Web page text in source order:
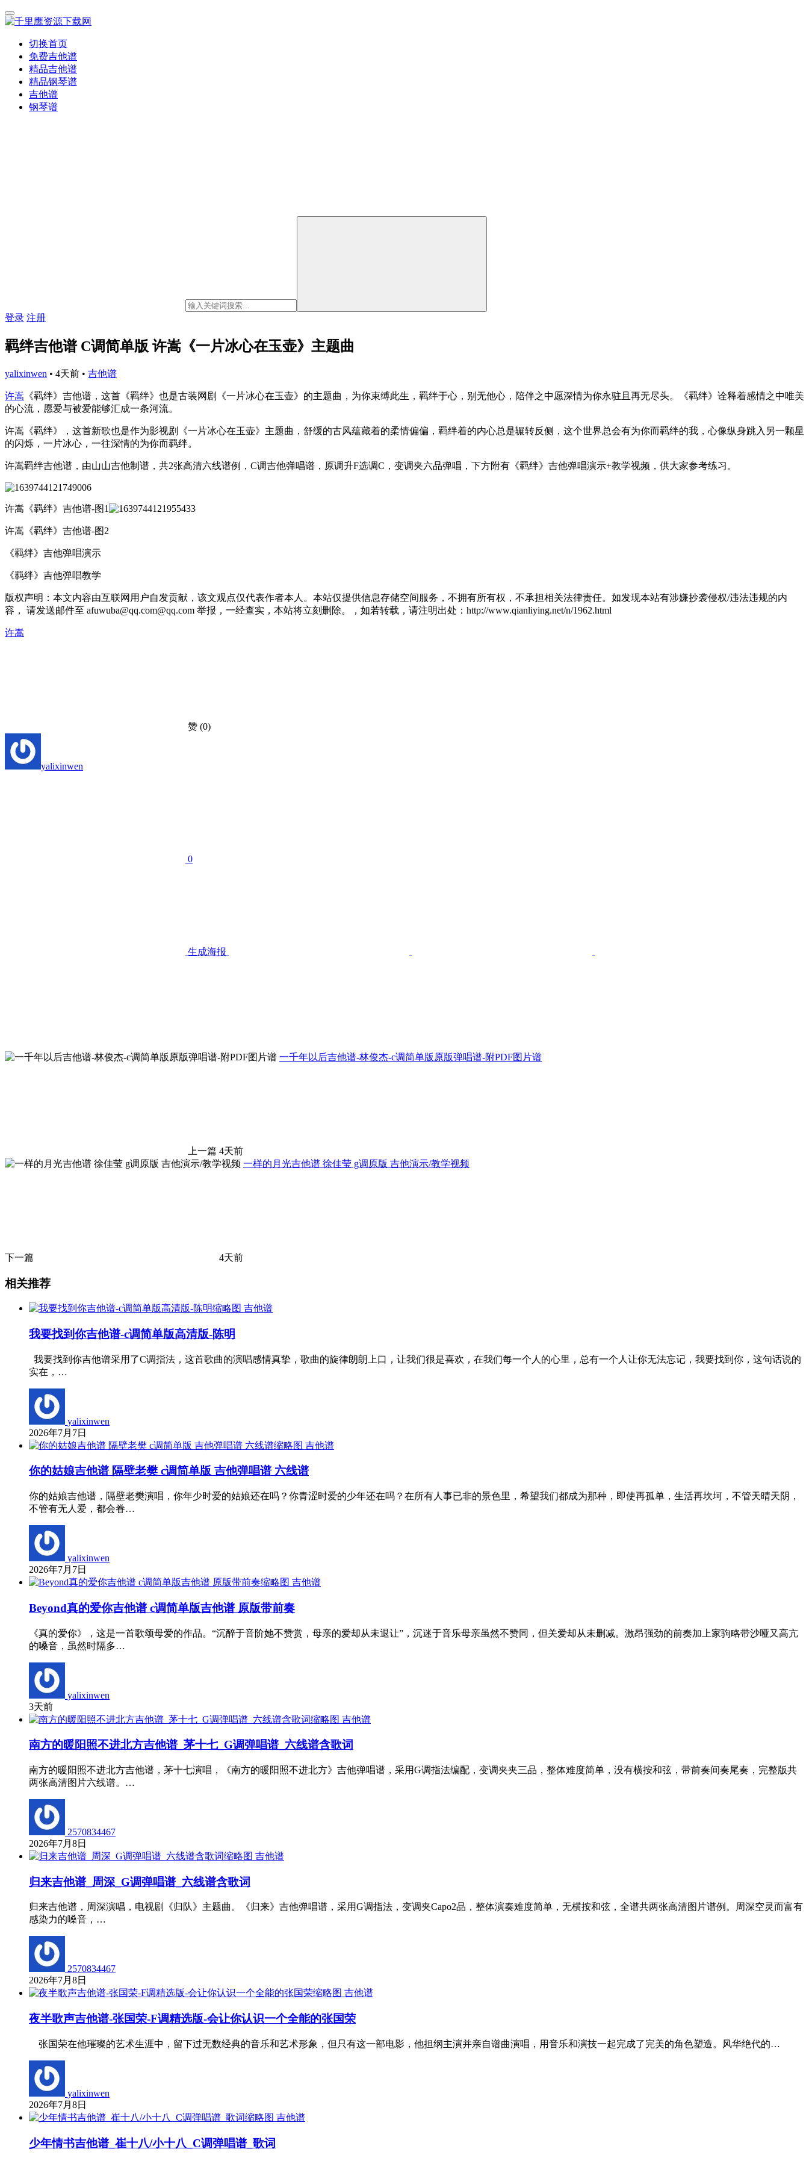
切换首页
免费吉他谱
精品吉他谱
精品钢琴谱
吉他谱
钢琴谱
登录 注册
羁绊吉他谱 C调简单版 许嵩《一片冰心在玉壶》主题曲
yalixinwen • 4天前 • 吉他谱
许嵩 《羁绊》吉他谱，这首《羁绊》也是古装网剧《一片冰心在玉壶》的主题曲，为你束缚此生，羁绊于心，别无他心，陪伴之中愿深情为你永驻且再无尽头。《羁绊》诠释着感情之中唯美
的心流，愿爱与被爱能够汇成一条河流。
许嵩《羁绊》，这首新歌也是作为影视剧《一片冰心在玉壶》主题曲，舒缓的古风蕴藏着的柔情偏偏，羁绊着的内心总是辗转反侧，这个世界总会有为你而羁绊的我，心像纵身跳入另一颗星
的闪烁，一片冰心，一往深情的为你而羁绊。
许嵩羁绊吉他谱，由山山吉他制谱，共2张高清六线谱例，C调吉他弹唱谱，原调升F选调C，变调夹六品弹唱，下方附有《羁绊》吉他弹唱演示+教学视频，供大家参考练习。
许嵩《羁绊》吉他谱-图1
许嵩《羁绊》吉他谱-图2
《羁绊》吉他弹唱演示
《羁绊》吉他弹唱教学
版权声明：本文内容由互联网用户自发贡献，该文观点仅代表作者本人。本站仅提供信息存储空间服务，不拥有所有权，不承担相关法律责任。如发现本站有涉嫌抄袭侵权/违法违规的内
容， 请发送邮件至 afuwuba@qq.com@qq.com 举报，一经查实，本站将立刻删除。，如若转载，请注明出处：http://www.qianliying.net/n/1962.html
许嵩
赞 (0)
yalixinwen
0
生成海报
一千年以后吉他谱-林俊杰-c调简单版原版弹唱谱-附PDF图片谱
上一篇 4天前
一样的月光吉他谱 徐佳莹 g调原版 吉他演示/教学视频
下一篇 4天前
相关推荐
吉他谱
我要找到你吉他谱-c调简单版高清版-陈明
我要找到你吉他谱采用了C调指法，这首歌曲的演唱感情真挚，歌曲的旋律朗朗上口，让我们很是喜欢，在我们每一个人的心里，总有一个人让你无法忘记，我要找到你，这句话说的
实在，…
yalixinwen
2026年7月7日
吉他谱
你的姑娘吉他谱 隔壁老樊 c调简单版 吉他弹唱谱 六线谱
你的姑娘吉他谱，隔壁老樊演唱，你年少时爱的姑娘还在吗？你青涩时爱的少年还在吗？在所有人事已非的景色里，希望我们都成为那种，即使再孤单，生活再坎坷，不管天晴天阴，
不管有无人爱，都会眷…
yalixinwen
2026年7月7日
吉他谱
Beyond真的爱你吉他谱 c调简单版吉他谱 原版带前奏
《真的爱你》，这是一首歌颂母爱的作品。“沉醉于音阶她不赞赏，母亲的爱却从未退让”，沉迷于音乐母亲虽然不赞同，但关爱却从未删减。激昂强劲的前奏加上家驹略带沙哑又高亢
的嗓音，虽然时隔多…
yalixinwen
3天前
吉他谱
南方的暖阳照不进北方吉他谱_茅十七_G调弹唱谱_六线谱含歌词
南方的暖阳照不进北方吉他谱，茅十七演唱，《南方的暖阳照不进北方》吉他弹唱谱，采用G调指法编配，变调夹夹三品，整体难度简单，没有横按和弦，带前奏间奏尾奏，完整版共
两张高清图片六线谱。…
2570834467
2026年7月8日
吉他谱
归来吉他谱_周深_G调弹唱谱_六线谱含歌词
归来吉他谱，周深演唱，电视剧《归队》主题曲。《归来》吉他弹唱谱，采用G调指法，变调夹Capo2品，整体演奏难度简单，无横按和弦，全谱共两张高清图片谱例。周深空灵而富有
感染力的嗓音，…
2570834467
2026年7月8日
吉他谱
夜半歌声吉他谱-张国荣-F调精选版-会让你认识一个全能的张国荣
张国荣在他璀璨的艺术生涯中，留下过无数经典的音乐和艺术形象，但只有这一部电影，他担纲主演并亲自谱曲演唱，用音乐和演技一起完成了完美的角色塑造。风华绝代的…
yalixinwen
2026年7月8日
吉他谱
少年情书吉他谱_崔十八/小十八_C调弹唱谱_歌词